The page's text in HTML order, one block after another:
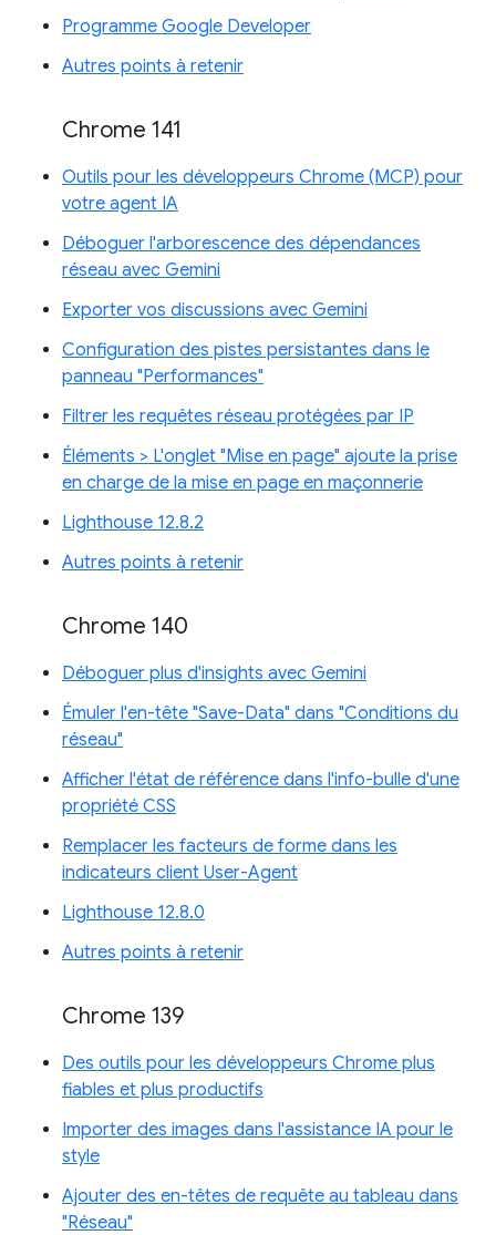
Programme Google Developer
Autres points à retenir
Chrome 141
Outils pour les développeurs Chrome (MCP) pour
votre agent IA
Déboguer l'arborescence des dépendances
réseau avec Gemini
Exporter vos discussions avec Gemini
Configuration des pistes persistantes dans le
panneau "Performances"
Filtrer les requêtes réseau protégées par IP
Éléments > L'onglet "Mise en page" ajoute la prise
en charge de la mise en page en maçonnerie
Lighthouse 12.8.2
Autres points à retenir
Chrome 140
Déboguer plus d'insights avec Gemini
Émuler l'en-tête "Save-Data" dans "Conditions du
réseau"
Afficher l'état de référence dans l'info-bulle d'une
propriété CSS
Remplacer les facteurs de forme dans les
indicateurs client User-Agent
Lighthouse 12.8.0
Autres points à retenir
Chrome 139
Des outils pour les développeurs Chrome plus
fiables et plus productifs
Importer des images dans l'assistance IA pour le
style
Ajouter des en-têtes de requête au tableau dans
"Réseau"